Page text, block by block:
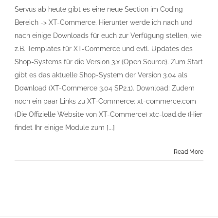
Servus ab heute gibt es eine neue Section im Coding
Bereich -> XT-Commerce. Hierunter werde ich nach und
nach einige Downloads für euch zur Verfügung stellen, wie
z.B. Templates für XT-Commerce und evtl. Updates des
Shop-Systems für die Version 3.x (Open Source). Zum Start
gibt es das aktuelle Shop-System der Version 3.04 als
Download (XT-Commerce 3.04 SP2.1). Download: Zudem
noch ein paar Links zu XT-Commerce: xt-commerce.com
(Die Offizielle Website von XT-Commerce) xtc-load.de (Hier
findet Ihr einige Module zum [...]
Read More